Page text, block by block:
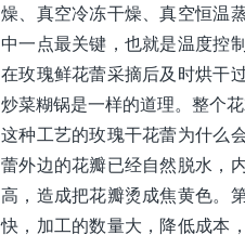
燥、真空冷冻干燥、真空恒温
中一点最关键，也就是温度控
在玫瑰鲜花蕾采摘后及时烘干
炒菜糊锅是一样的道理。整个
这种工艺的玫瑰干花蕾为什么
蕾外边的花瓣已经自然脱水，
高，造成把花瓣烫成焦黄色。
快，加工的数量大，降低成本